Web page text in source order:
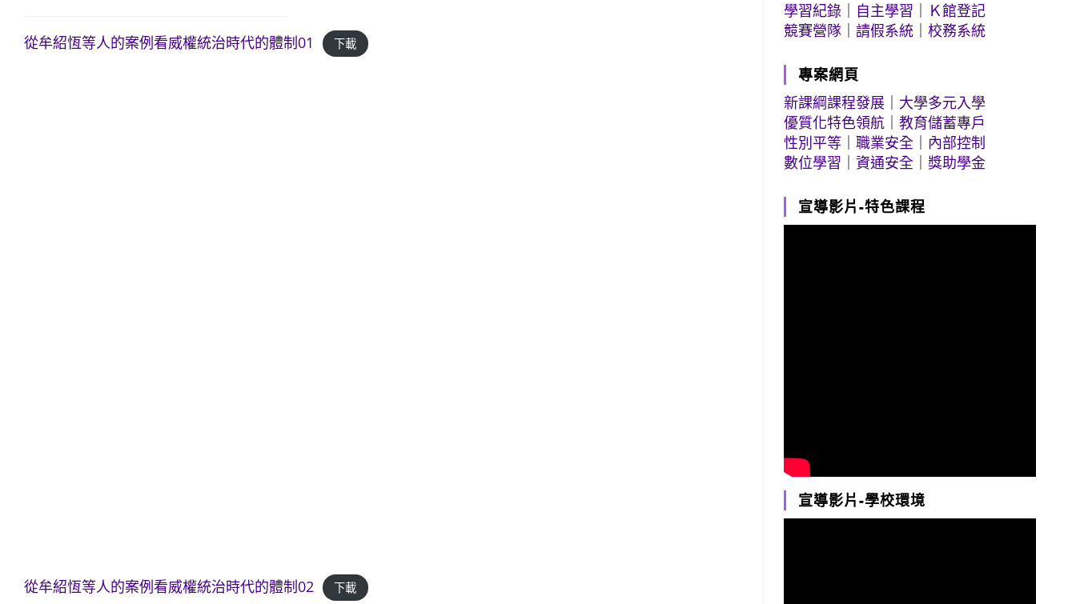
從牟紹恆等人的案例看威權統治時代的體制01 下載
從牟紹恆等人的案例看威權統治時代的體制02 下載
學習紀錄
自主學習
Ｋ館登記
競賽營隊 ｜請假系統 ｜校務系統
專案網頁
新課綱課程發展
大學多元入學
優質化特色領航 ｜教育儲蓄專戶
性別平等 ｜職業安全
內部控制
數位學習 ｜資通安全 ｜獎助學金
宣導影片-特色課程
宣導影片-學校環境